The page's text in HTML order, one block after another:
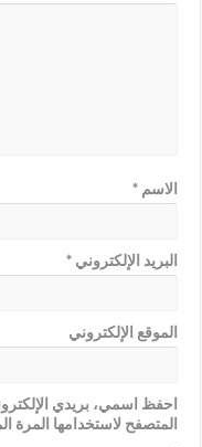
الاسم*
البريد الإلكتروني*
الموقع الإلكتروني
احفظ اسمي، بريدي
المتصفح لاستخدامها المرة